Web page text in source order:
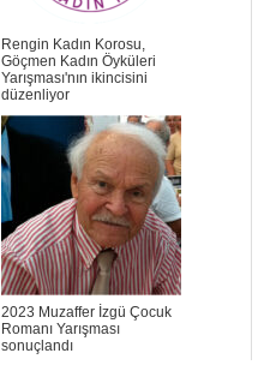
Rengin Kadın Korosu,
Göçmen Kadın Öyküleri
Yarışması'nın ikincisini
düzenliyor
2023 Muzaffer İzgü Çocuk
Romanı Yarışması
sonuçlandı